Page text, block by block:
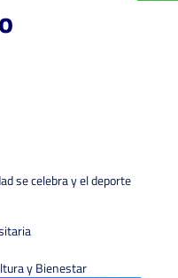
se celebra y el deporte
y Bienestar